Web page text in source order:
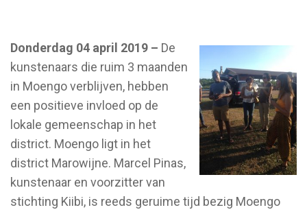
Donderdag 04 april 2019 – De
kunstenaars die ruim 3 maanden
in Moengo verblijven, hebben
een positieve invloed op de
lokale gemeenschap in het
district. Moengo ligt in het
district Marowijne. Marcel Pinas,
kunstenaar en voorzitter van
stichting Kiibi, is reeds geruime tijd bezig Moengo